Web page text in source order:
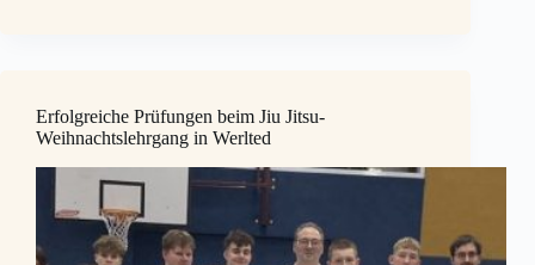
Erfolgreiche Prüfungen beim Jiu Jitsu-
Weihnachtslehrgang in Werlted